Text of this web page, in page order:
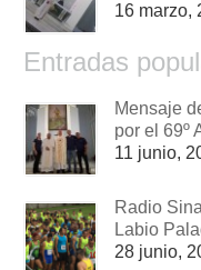
16 marzo,
Entradas
Mensaje
por el 69º
11 junio,
Radio
Labio
28 junio,